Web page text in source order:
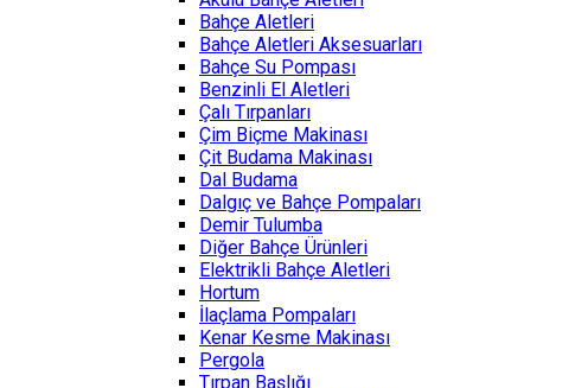
Bahçe Aletleri
Bahçe Aletleri Aksesuarları
Bahçe Su Pompası
Benzinli El Aletleri
Çalı Tırpanları
Çim Biçme Makinası
Çit Budama Makinası
Dal Budama
Dalgıç ve Bahçe Pompaları
Demir Tulumba
Diğer Bahçe Ürünleri
Elektrikli Bahçe Aletleri
Hortum
İlaçlama Pompaları
Kenar Kesme Makinası
Pergola
Tırpan Başlığı